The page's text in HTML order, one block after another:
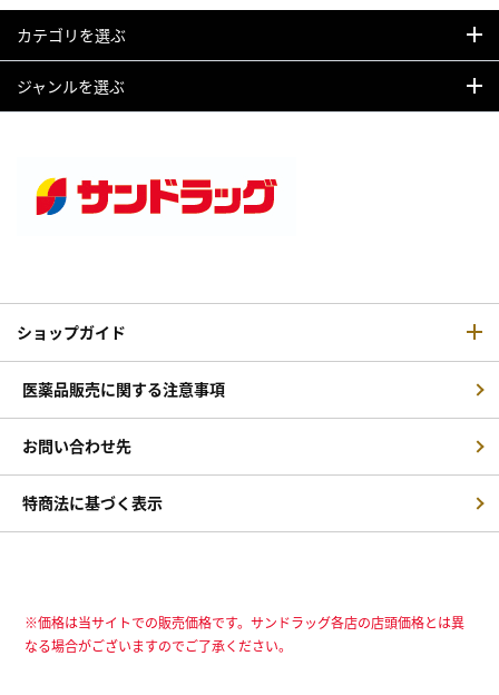
カテゴリを選ぶ
ジャンルを選ぶ
ショップガイド
医薬品販売に関する注意事項
お問い合わせ先
特商法に基づく表示
※価格は当サイトでの販売価格です。サンドラッグ各店の店頭価格とは異
なる場合がございますのでご了承ください。